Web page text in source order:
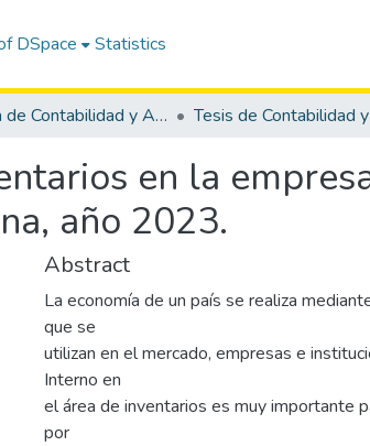
DSpace Statistics
Carrera de Contabilidad y Auditoría
en la
año 2023.
Abstract
La economía de un país se realiza
que se
utilizan en el mercado, empresas e
Interno en
el área de inventarios es muy importante
por